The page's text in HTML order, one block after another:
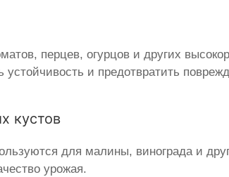
перцев, огурцов и других
устойчивость и предотвратить
кустов
для малины, винограда и
урожая.